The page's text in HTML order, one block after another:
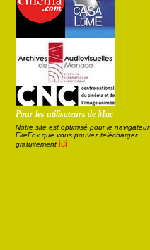
Pour les utilisateurs de Mac
Notre site est optimisé pour le navigateur
FireFox que vous pouvez télécharger
gratuitement ici